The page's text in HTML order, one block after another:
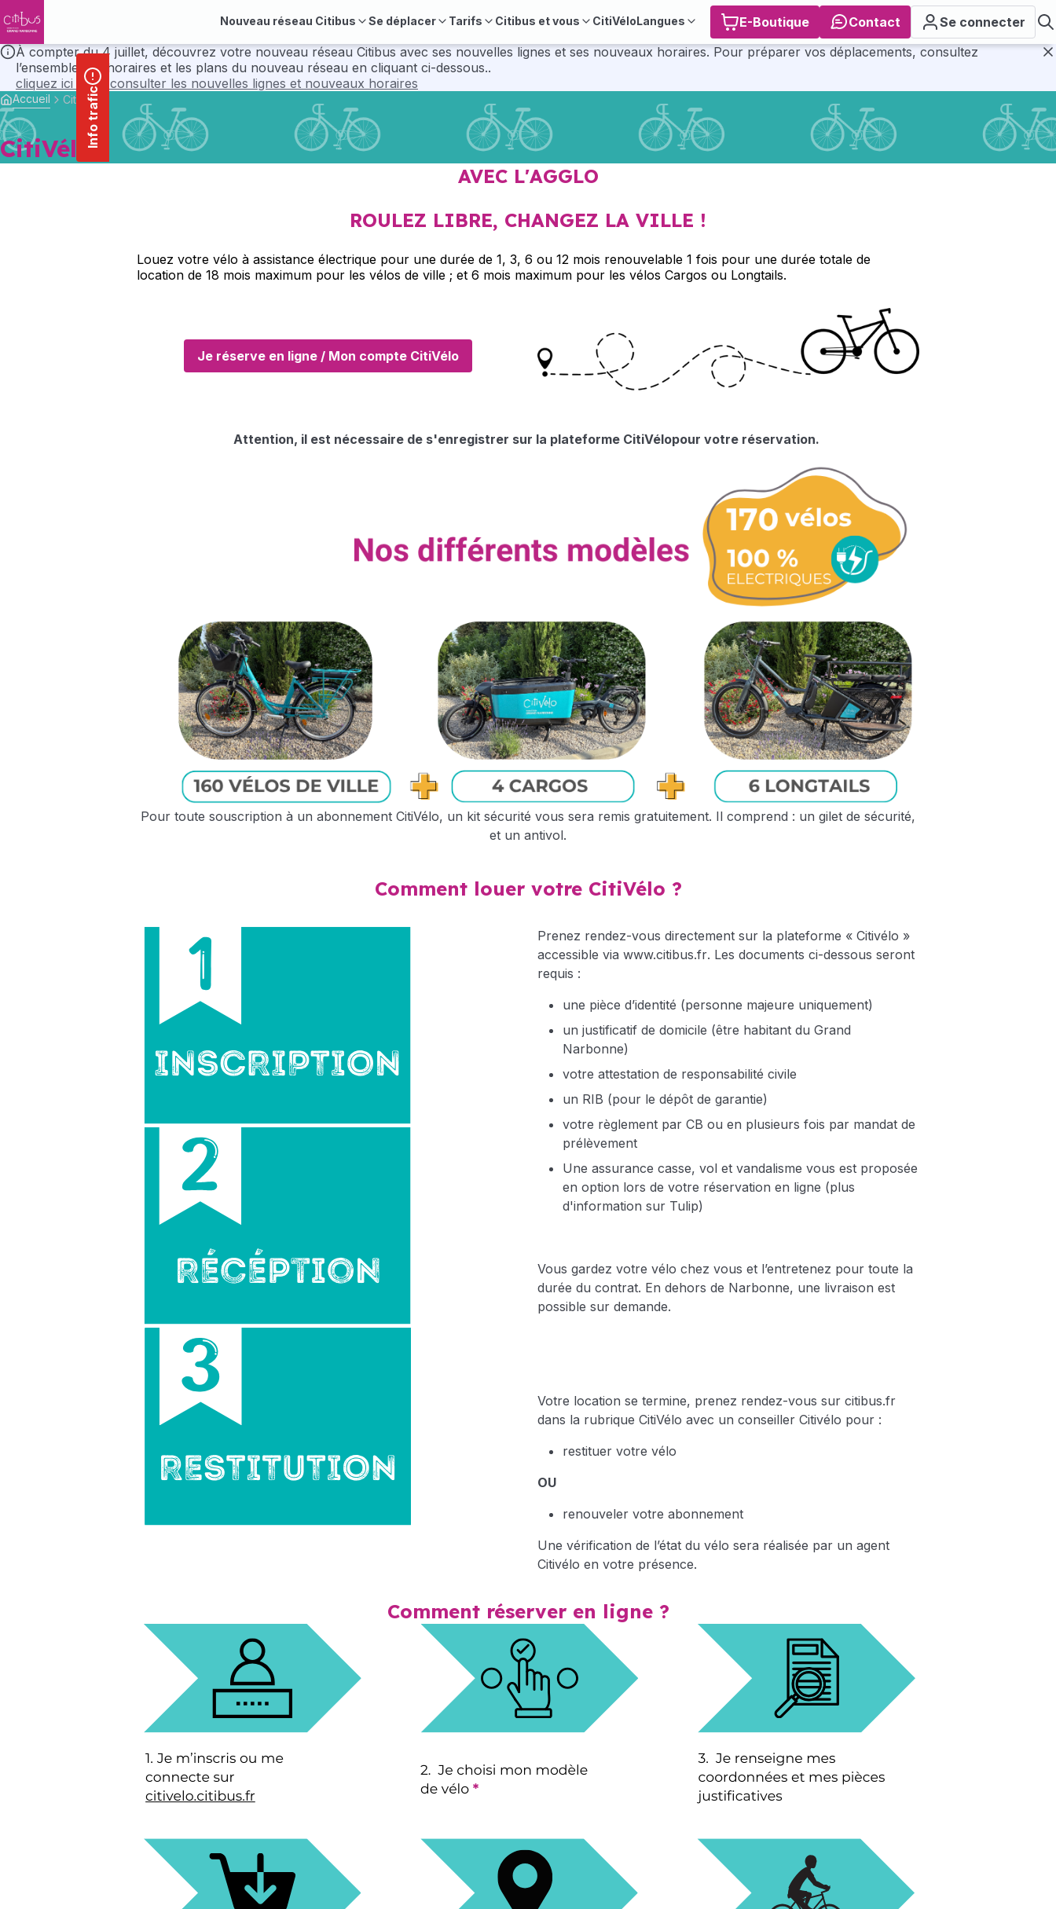
principal
Nouveau réseau Citibus Se déplacer Tarifs Citibus et vous CitiVéloLangues E-Boutique Contact
Se connecter
À compter du 4 juillet, découvrez votre nouveau réseau Citibus avec ses nouvelles lignes et ses nouveaux horaires. Pour préparer vos déplacements, consultez
l’ensemble des horaires et les plans du nouveau réseau en cliquant ci-dessous..
cliquez ici pour consulter les nouvelles lignes et nouveaux horaires
Info trafic
Accueil CitiVélo
CitiVélo
AVEC L'AGGLO
ROULEZ LIBRE, CHANGEZ LA VILLE !
Louez votre vélo à assistance électrique pour une durée de 1, 3, 6 ou 12 mois renouvelable 1 fois pour une durée totale de
location de 18 mois maximum pour les vélos de ville ; et 6 mois maximum pour les vélos Cargos ou Longtails.
Je réserve en ligne / Mon compte CitiVélo
Attention, il est nécessaire de s'enregistrer sur la plateforme CitiVélopour votre réservation.
Pour toute souscription à un abonnement CitiVélo, un kit sécurité vous sera remis gratuitement. Il comprend : un gilet de sécurité,
et un antivol.
Comment louer votre CitiVélo ?
Prenez rendez-vous directement sur la plateforme « Citivélo »
accessible via www.citibus.fr. Les documents ci-dessous seront
requis :
une pièce d’identité (personne majeure uniquement)
un justificatif de domicile (être habitant du Grand
Narbonne)
votre attestation de responsabilité civile
un RIB (pour le dépôt de garantie)
votre règlement par CB ou en plusieurs fois par mandat de
prélèvement
Une assurance casse, vol et vandalisme vous est proposée
en option lors de votre réservation en ligne (plus
d'information sur Tulip)
Vous gardez votre vélo chez vous et l’entretenez pour toute la
durée du contrat. En dehors de Narbonne, une livraison est
possible sur demande.
Votre location se termine, prenez rendez-vous sur citibus.fr
dans la rubrique CitiVélo avec un conseiller Citivélo pour :
restituer votre vélo
OU
renouveler votre abonnement
Une vérification de l’état du vélo sera réalisée par un agent
Citivélo en votre présence.
Comment réserver en ligne ?
Panneau de gestion des cookies